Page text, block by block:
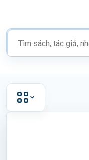
Tìm
kiếm
phẩm